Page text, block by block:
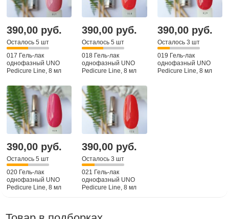
390,00 руб.
Осталось 5 шт
017 Гель-лак
однофазный UNO
Pedicure Line, 8 мл
390,00 руб.
Осталось 5 шт
018 Гель-лак
однофазный UNO
Pedicure Line, 8 мл
390,00 руб.
Осталось 3 шт
019 Гель-лак
однофазный UNO
Pedicure Line, 8 мл
390,00 руб.
Осталось 5 шт
020 Гель-лак
однофазный UNO
Pedicure Line, 8 мл
390,00 руб.
Осталось 3 шт
021 Гель-лак
однофазный UNO
Pedicure Line, 8 мл